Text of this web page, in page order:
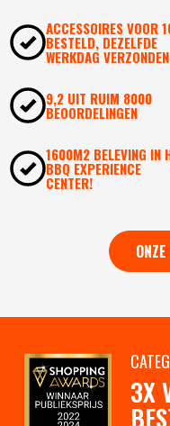
ACCESSOIRES VOOR
BESTELD, DEZELFDE
WERKDAG VERZONDEN
9,2 UIT RUIM 8000
BEOORDELINGEN
1600M2 BELEVING IN
BBQ EXPERIENCE
CENTER!
3X